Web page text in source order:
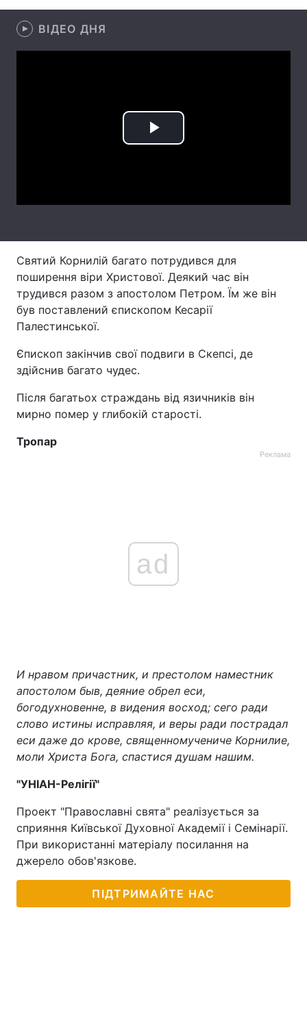
Зброя Інциденти
Інтерв'ю Думки
Контакти
Послуги
Тема оформлення
ВІДЕО ДНЯ
Play
Святий Корнилій багато потрудився для
поширення віри Христової. Деякий час він
трудився разом з апостолом Петром. Їм же він
був поставлений єпископом Кесарії
Палестинської.
Єпископ закінчив свої подвиги в Скепсі, де
здійснив багато чудес.
Після багатьох страждань від язичників він
мирно помер у глибокій старості.
Тропар
Реклама
ad
И нравом причастник, и престолом наместник
апостолом быв, деяние обрел еси,
богодухновенне, в видения восход; сего ради
слово истины исправляя, и веры ради пострадал
еси даже до крове, священномучениче Корнилие,
моли Христа Бога, спастися душам нашим.
"УНІАН-Релігії"
Проект "Православні свята" реалізується за
сприяння Київської Духовної Академії і Семінарії.
При використанні матеріалу посилання на
джерело обов'язкове.
ПІДТРИМАЙТЕ НАС